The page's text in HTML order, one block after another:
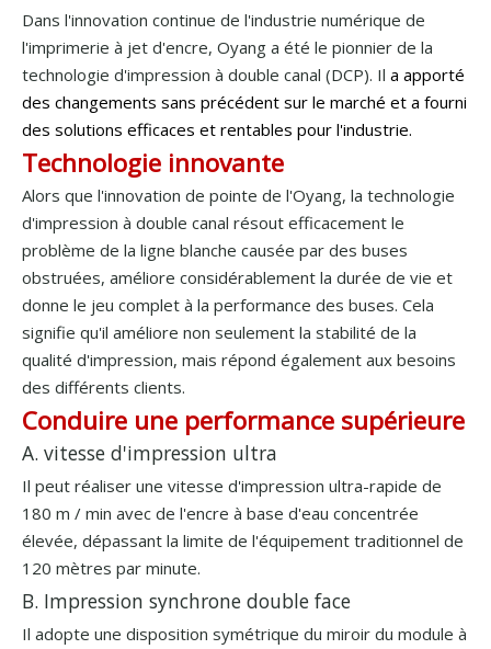
Dans l'innovation continue de l'industrie numérique de
l'imprimerie à jet d'encre, Oyang a été le pionnier de la
technologie d'impression à double canal (DCP). Il a apporté
des changements sans précédent sur le marché et a fourni
des solutions efficaces et rentables pour l'industrie.
Technologie innovante
Alors que l'innovation de pointe de l'Oyang, la technologie
d'impression à double canal résout efficacement le
problème de la ligne blanche causée par des buses
obstruées, améliore considérablement la durée de vie et
donne le jeu complet à la performance des buses. Cela
signifie qu'il améliore non seulement la stabilité de la
qualité d'impression, mais répond également aux besoins
des différents clients.
Conduire une performance supérieure
A. vitesse d'impression ultra
Il peut réaliser une vitesse d'impression ultra-rapide de
180 m / min avec de l'encre à base d'eau concentrée
élevée, dépassant la limite de l'équipement traditionnel de
120 mètres par minute.
B. Impression synchrone double face
Il adopte une disposition symétrique du miroir du module à